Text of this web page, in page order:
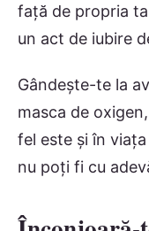
față de propria
un act de iubire
Gândește-te la
masca de
fel este și în
nu poți fi cu